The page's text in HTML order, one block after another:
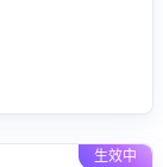
生效中